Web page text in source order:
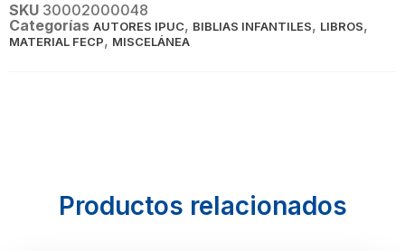
SKU 30002000048
Categorías AUTORES IPUC, BIBLIAS INFANTILES, LIBROS,
MATERIAL FECP, MISCELÁNEA
Productos relacionados